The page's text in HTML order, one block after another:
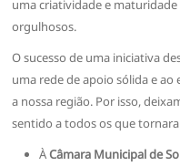
uma criatividade e
orgulhosos.
O sucesso de uma iniciativa
uma rede de apoio sólida e
a nossa região. Por isso,
sentido a todos os que
ÀCâmara Municipal de